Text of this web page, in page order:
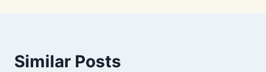
Similar Posts